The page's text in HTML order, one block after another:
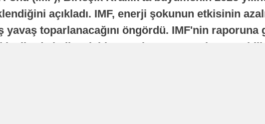
açıkladı. IMF, enerji şokunun etkisinin
yavaş toparlanacağını öngördü. IMF'nin raporuna
yıllarda istikrarlı bir toparlanma süreci